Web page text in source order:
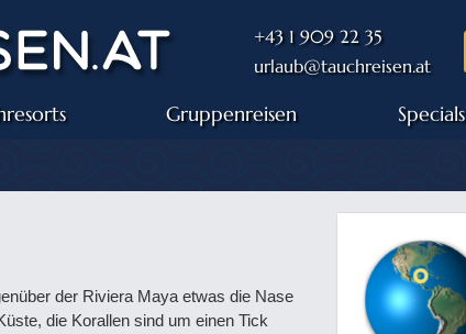
+43 1 909 22 35
urlaub@tauchreisen.at
Gruppenreisen Specials
der Riviera Maya etwas die Nase
die Korallen sind um einen Tick